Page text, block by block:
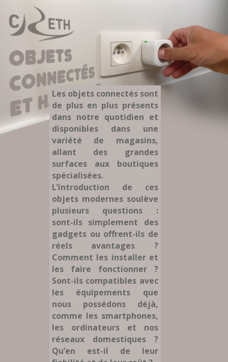
Les objets connectés sont
de plus en plus présents
dans notre quotidien et
disponibles dans une
variété de magasins,
allant des grandes
surfaces aux boutiques
spécialisées.
L’introduction de ces
objets modernes soulève
plusieurs questions :
sont-ils simplement des
gadgets ou offrent-ils de
réels avantages ?
Comment les installer et
les faire fonctionner ?
Sont-ils compatibles avec
les équipements que
nous possédons déjà,
comme les smartphones,
les ordinateurs et nos
réseaux domestiques ?
Qu’en est-il de leur